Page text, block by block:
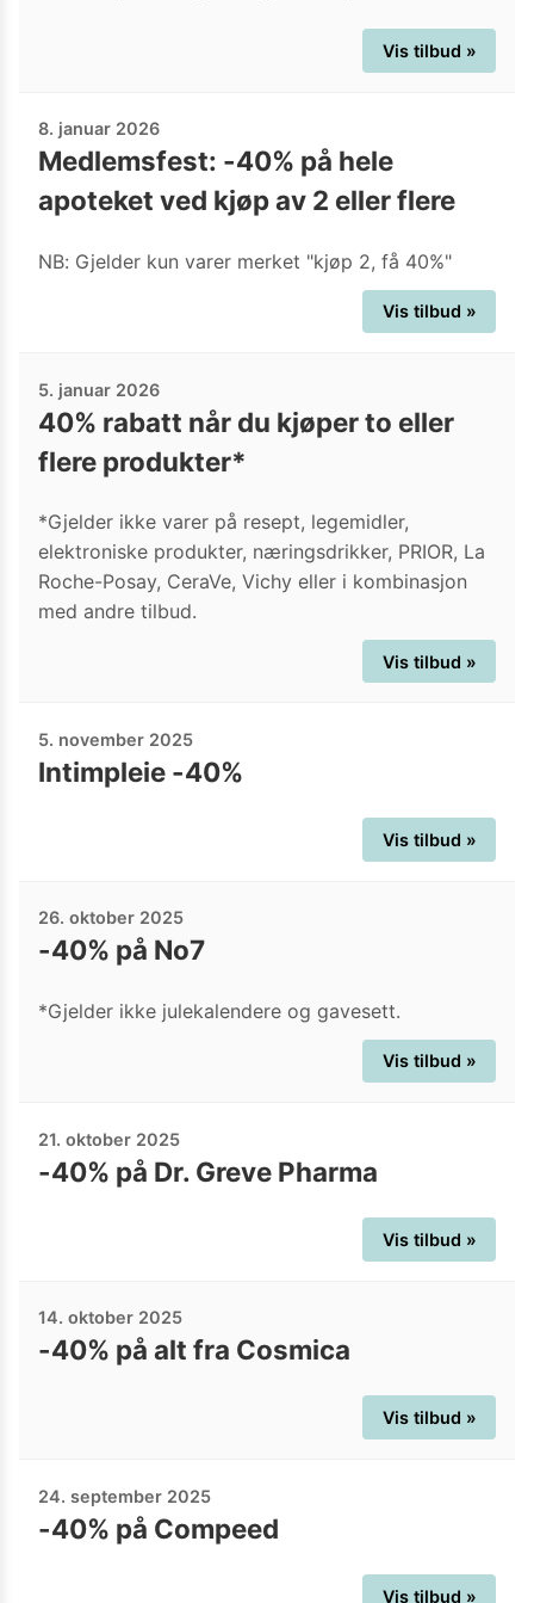
Vis tilbud »
8. januar 2026
Medlemsfest: -40% på hele
apoteket ved kjøp av 2 eller flere
NB: Gjelder kun varer merket "kjøp 2, få 40%"
Vis tilbud »
5. januar 2026
40% rabatt når du kjøper to eller
flere produkter*
*Gjelder ikke varer på resept, legemidler,
elektroniske produkter, næringsdrikker, PRIOR, La
Roche-Posay, CeraVe, Vichy eller i kombinasjon
med andre tilbud.
Vis tilbud »
5. november 2025
Intimpleie -40%
Vis tilbud »
26. oktober 2025
-40% på No7
*Gjelder ikke julekalendere og gavesett.
Vis tilbud »
21. oktober 2025
-40% på Dr. Greve Pharma
Vis tilbud »
14. oktober 2025
-40% på alt fra Cosmica
Vis tilbud »
24. september 2025
-40% på Compeed
Vis tilbud »